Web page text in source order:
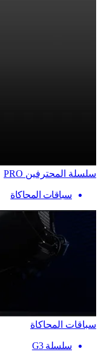
سلسلة المحترفين PRO
سباقات المحاكاة
سباقات المحاكاة
سلسلة G3